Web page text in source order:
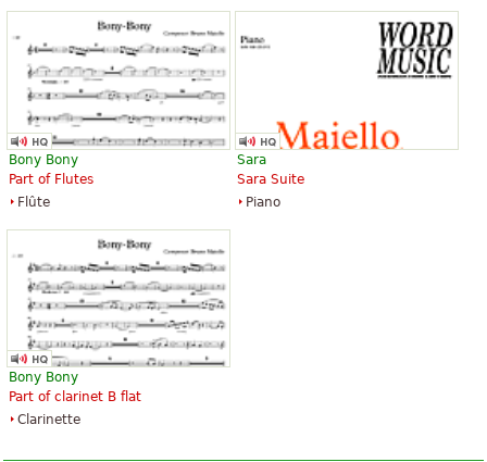
Bony Bony
Part of Flutes
Flûte
Sara
Sara Suite
Piano
Bony Bony
Part of clarinet B flat
Clarinette